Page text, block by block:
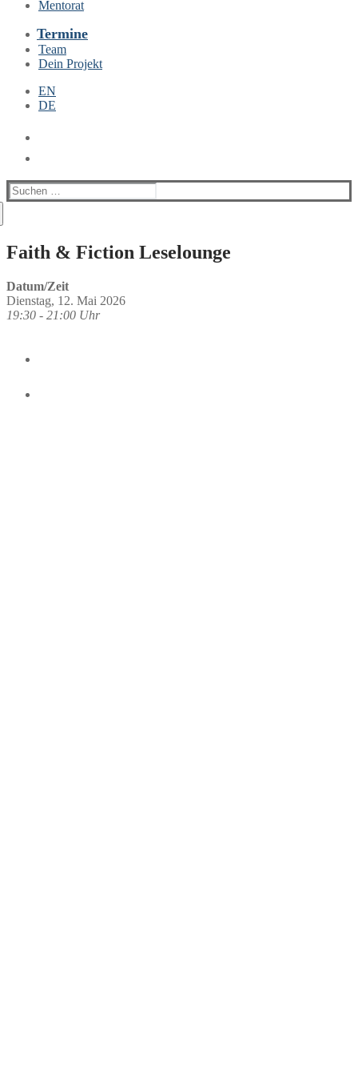
Mentorat
Termine
Team
Dein Projekt
EN
DE
Suchen
nach:
Faith & Fiction Leselounge
Datum/Zeit
Dienstag, 12. Mai 2026
19:30 - 21:00 Uhr